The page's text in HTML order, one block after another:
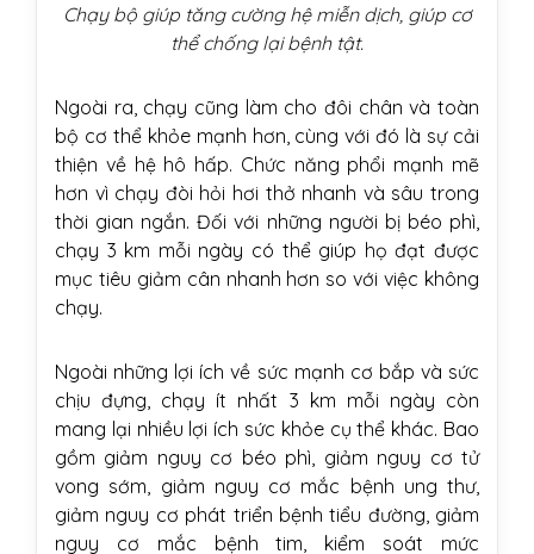
Chạy bộ giúp tăng cường hệ miễn dịch, giúp cơ
thể chống lại bệnh tật.
Ngoài ra, chạy cũng làm cho đôi chân và toàn
bộ cơ thể khỏe mạnh hơn, cùng với đó là sự cải
thiện về hệ hô hấp. Chức năng phổi mạnh mẽ
hơn vì chạy đòi hỏi hơi thở nhanh và sâu trong
thời gian ngắn. Đối với những người bị béo phì,
chạy 3 km mỗi ngày có thể giúp họ đạt được
mục tiêu giảm cân nhanh hơn so với việc không
chạy.
Ngoài những lợi ích về sức mạnh cơ bắp và sức
chịu đựng, chạy ít nhất 3 km mỗi ngày còn
mang lại nhiều lợi ích sức khỏe cụ thể khác. Bao
gồm giảm nguy cơ béo phì, giảm nguy cơ tử
vong sớm, giảm nguy cơ mắc bệnh ung thư,
giảm nguy cơ phát triển bệnh tiểu đường, giảm
nguy cơ mắc bệnh tim, kiểm soát mức